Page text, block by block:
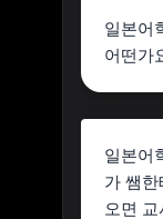
일본어
어떤가
일본어
가 쌤
오면